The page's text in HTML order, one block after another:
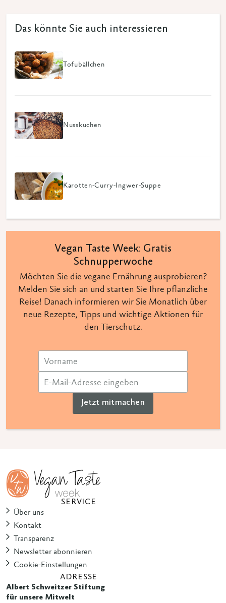
Das könnte Sie auch interessieren
Tofubällchen
Nusskuchen
Karotten-Curry-Ingwer-Suppe
Vegan Taste Week: Gratis
Schnupperwoche
Möchten Sie die vegane Ernährung ausprobieren?
Melden Sie sich an und starten Sie Ihre pflanzliche
Reise! Danach informieren wir Sie Monatlich über
neue Rezepte, Tipps und wichtige Aktionen für
den Tierschutz.
Jetzt mitmachen
SERVICE
Über uns
Kontakt
Transparenz
Newsletter abonnieren
Cookie-Einstellungen
ADRESSE
Albert Schweitzer Stiftung
für unsere Mitwelt